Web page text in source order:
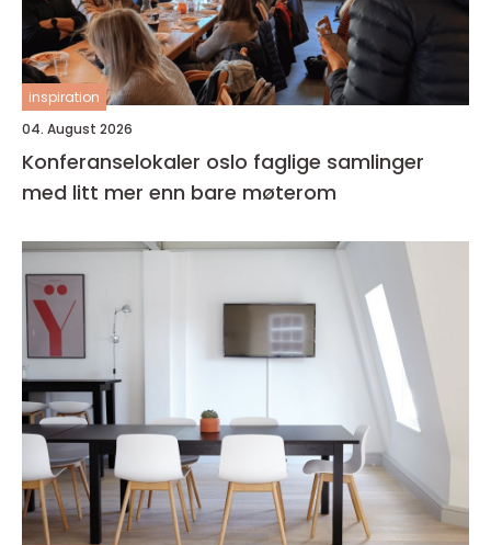
inspiration
04. August 2026
Konferanselokaler oslo faglige samlinger
med litt mer enn bare møterom